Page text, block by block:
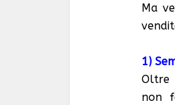
Ma
1)
Oltre
non